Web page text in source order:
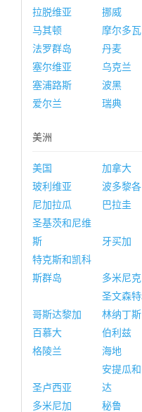
拉脱维亚
挪威
马其顿
摩尔多瓦
法罗群岛
丹麦
塞尔维亚
乌克兰
塞浦路斯
波黑
爱尔兰
瑞典
美洲
美国 加拿大
玻利维亚
波多黎各
尼加拉瓜
巴拉圭
圣基茨和尼维
斯
牙买加
特克斯和凯科
斯群岛
多米尼克
哥斯达黎加
圣文森
林纳丁斯
百慕大
伯利兹
格陵兰
海地
圣卢西亚
安提瓜
达
多米尼加
秘鲁